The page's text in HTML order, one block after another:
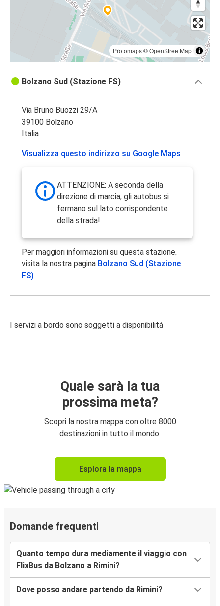
Protomaps©OpenStreetMap
Bolzano Sud (Stazione FS)
Via Bruno Buozzi 29/A
39100 Bolzano
Italia
Visualizza questo indirizzo su Google Maps
ATTENZIONE: A seconda della
direzione di marcia, gli autobus si
fermano sul lato corrispondente
della strada!
Per maggiori informazioni su questa stazione,
visita la nostra pagina Bolzano Sud (Stazione
FS)
I servizi a bordo sono soggetti a disponibilità
Quale sarà la tua
prossima meta?
Scopri la nostra mappa con oltre 8000
destinazioni in tutto il mondo.
Esplora la mappa
Domande frequenti
Quanto tempo dura mediamente il viaggio con
FlixBus da Bolzano a Rimini?
Dove posso andare partendo da Rimini?